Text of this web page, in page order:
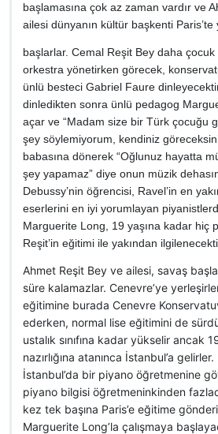
başlamasına çok az zaman vardır ve
ailesi dünyanın kültür başkenti Paris’te
başlarlar. Cemal Reşit Bey daha çocuk
orkestra yönetirken görecek,
ünlü besteci Gabriel Faure
dinledikten sonra ünlü pedagog
açar ve “Madam size bir Türk çocuğu
şey söylemiyorum, kendiniz
babasına dönerek “Oğlunuz hayatta
şey yapamaz” diye onun müzik
Debussy’nin öğrencisi, Ravel’in en
eserlerini en iyi yorumlayan
Marguerite Long, 19 yaşına kadar hiç
Reşit’in eğitimi ile yakından
Ahmet Reşit Bey ve ailesi, savaş
süre kalamazlar. Cenevre’ye
eğitimine burada Cenevre
ederken, normal lise eğitimini de
ustalık sınıfına kadar yükselir ancak
nazırlığına atanınca İstanbul’a
İstanbul’da bir piyano öğretmenine
piyano bilgisi öğretmeninkinden
kez tek başına Paris’e eğitime
Marguerite Long’la çalışmaya